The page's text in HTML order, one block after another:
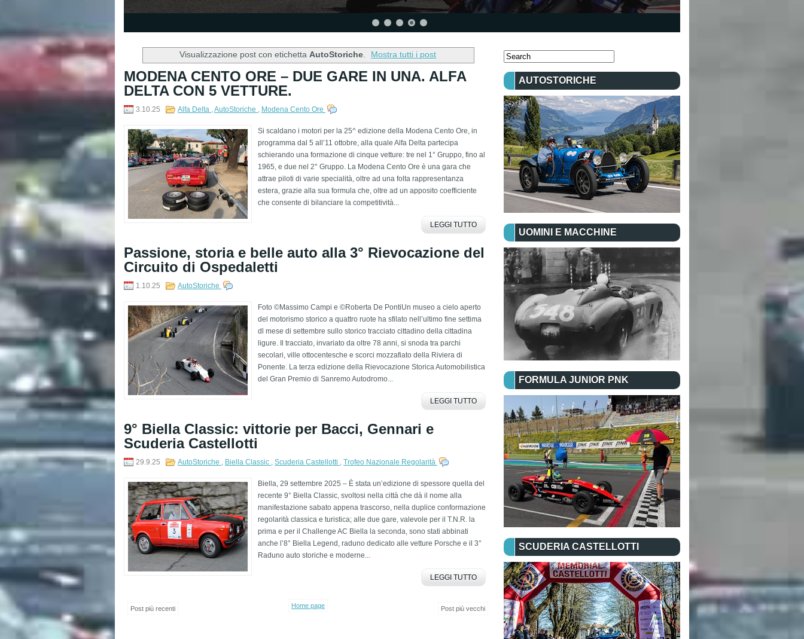
Visualizzazione post con etichetta AutoStoriche. Mostra tutti i post
MODENA CENTO ORE – DUE GARE IN UNA. ALFA
DELTA CON 5 VETTURE.
3.10.25 Alfa Delta AutoStoriche Modena Cento Ore
Si scaldano i motori per la 25^ edizione della Modena Cento Ore, in
programma dal 5 all’11 ottobre, alla quale Alfa Delta partecipa
schierando una formazione di cinque vetture: tre nel 1° Gruppo, fino al
1965, e due nel 2° Gruppo. La Modena Cento Ore è una gara che
attrae piloti di varie specialità, oltre ad una folta rappresentanza
estera, grazie alla sua formula che, oltre ad un apposito coefficiente
che consente di bilanciare la competitività...
LEGGI TUTTO
Passione, storia e belle auto alla 3° Rievocazione del
Circuito di Ospedaletti
1.10.25 AutoStoriche
Foto ©Massimo Campi e ©Roberta De PontiUn museo a cielo aperto
del motorismo storico a quattro ruote ha sfilato nell’ultimo fine settima
dl mese di settembre sullo storico tracciato cittadino della cittadina
ligure. Il tracciato, invariato da oltre 78 anni, si snoda tra parchi
secolari, ville ottocentesche e scorci mozzafiato della Riviera di
Ponente. La terza edizione della Rievocazione Storica Automobilistica
del Gran Premio di Sanremo Autodromo...
LEGGI TUTTO
9° Biella Classic: vittorie per Bacci, Gennari e
Scuderia Castellotti
29.9.25 AutoStoriche Biella Classic Scuderia Castellotti Trofeo Nazionale Regolarità
Biella, 29 settembre 2025 – È stata un’edizione di spessore quella del
recente 9° Biella Classic, svoltosi nella città che dà il nome alla
manifestazione sabato appena trascorso, nella duplice conformazione
regolarità classica e turistica; alle due gare, valevole per il T.N.R. la
prima e per il Challenge AC Biella la seconda, sono stati abbinati
anche l’8° Biella Legend, raduno dedicato alle vetture Porsche e il 3°
Raduno auto storiche e moderne...
LEGGI TUTTO
Post più recenti Post più vecchi
Home page
AUTOSTORICHE
UOMINI E MACCHINE
FORMULA JUNIOR PNK
SCUDERIA CASTELLOTTI